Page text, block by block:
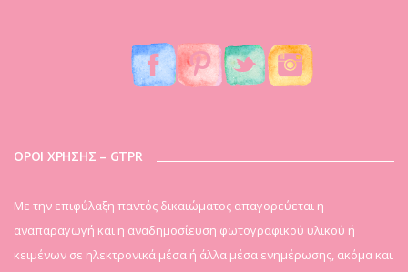
ΟΡΟΙ ΧΡΗΣΗΣ – GTPR
Mε την επιφύλαξη παντός δικαιώματος απαγορεύεται η
αναπαραγωγή και η αναδημοσίευση φωτογραφικού υλικού ή
κειμένων σε ηλεκτρονικά μέσα ή άλλα μέσα ενημέρωσης, ακόμα και